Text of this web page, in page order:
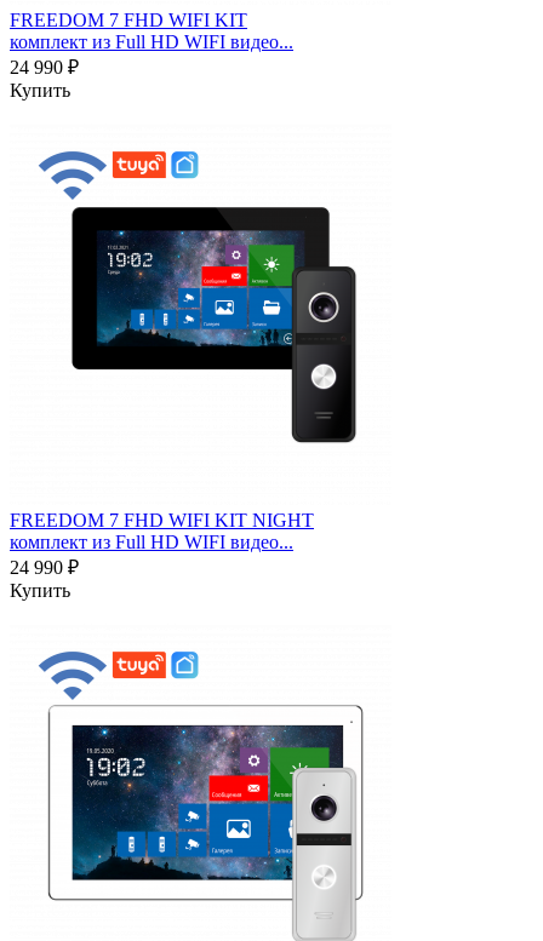
FREEDOM 7 FHD WIFI KIT
комплект из Full HD WIFI видео...
24 990 ₽
Купить
FREEDOM 7 FHD WIFI KIT NIGHT
комплект из Full HD WIFI видео...
24 990 ₽
Купить